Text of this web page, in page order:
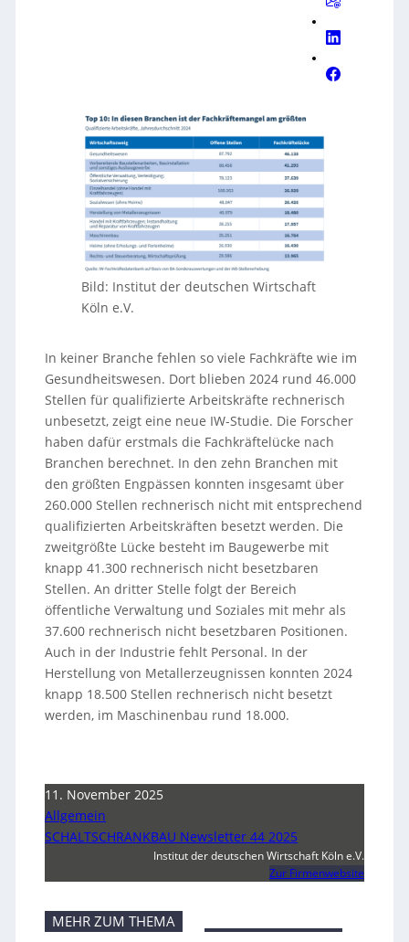
Bild: Institut der deutschen Wirtschaft
Köln e.V.
In keiner Branche fehlen so viele Fachkräfte wie im
Gesundheitswesen. Dort blieben 2024 rund 46.000
Stellen für qualifizierte Arbeitskräfte rechnerisch
unbesetzt, zeigt eine neue IW-Studie. Die Forscher
haben dafür erstmals die Fachkräftelücke nach
Branchen berechnet. In den zehn Branchen mit
den größten Engpässen konnten insgesamt über
260.000 Stellen rechnerisch nicht mit entsprechend
qualifizierten Arbeitskräften besetzt werden. Die
zweitgrößte Lücke besteht im Baugewerbe mit
knapp 41.300 rechnerisch nicht besetzbaren
Stellen. An dritter Stelle folgt der Bereich
öffentliche Verwaltung und Soziales mit mehr als
37.600 rechnerisch nicht besetzbaren Positionen.
Auch in der Industrie fehlt Personal. In der
Herstellung von Metallerzeugnissen konnten 2024
knapp 18.500 Stellen rechnerisch nicht besetzt
werden, im Maschinenbau rund 18.000.
11. November 2025
Allgemein
SCHALTSCHRANKBAU Newsletter 44 2025
Institut der deutschen Wirtschaft Köln e.V.
Zur Firmenwebsite
MEHR ZUM THEMA